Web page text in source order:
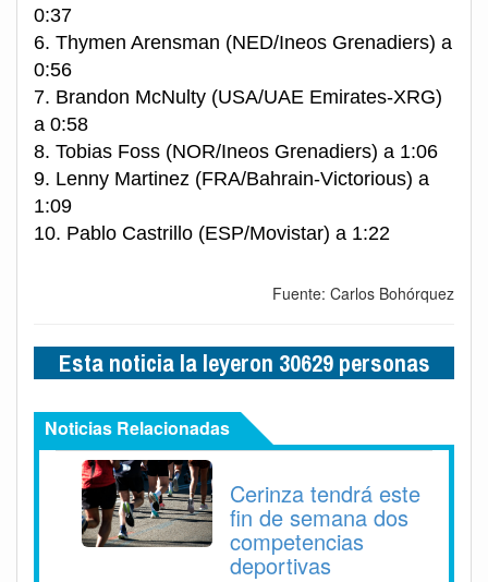
0:37
6. Thymen Arensman (NED/Ineos Grenadiers) a
0:56
7. Brandon McNulty (USA/UAE Emirates-XRG)
a 0:58
8. Tobias Foss (NOR/Ineos Grenadiers) a 1:06
9. Lenny Martinez (FRA/Bahrain-Victorious) a
1:09
10. Pablo Castrillo (ESP/Movistar) a 1:22
Fuente: Carlos Bohórquez
Esta noticia la leyeron 30629 personas
Noticias Relacionadas
Cerinza tendrá este
fin de semana dos
competencias
deportivas